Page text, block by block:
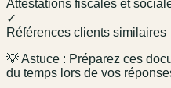
Attestations fiscales et
✓
Références clients similaires
💡 Astuce : Préparez ces
du temps lors de vos